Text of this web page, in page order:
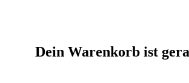
Dein Warenkorb ist